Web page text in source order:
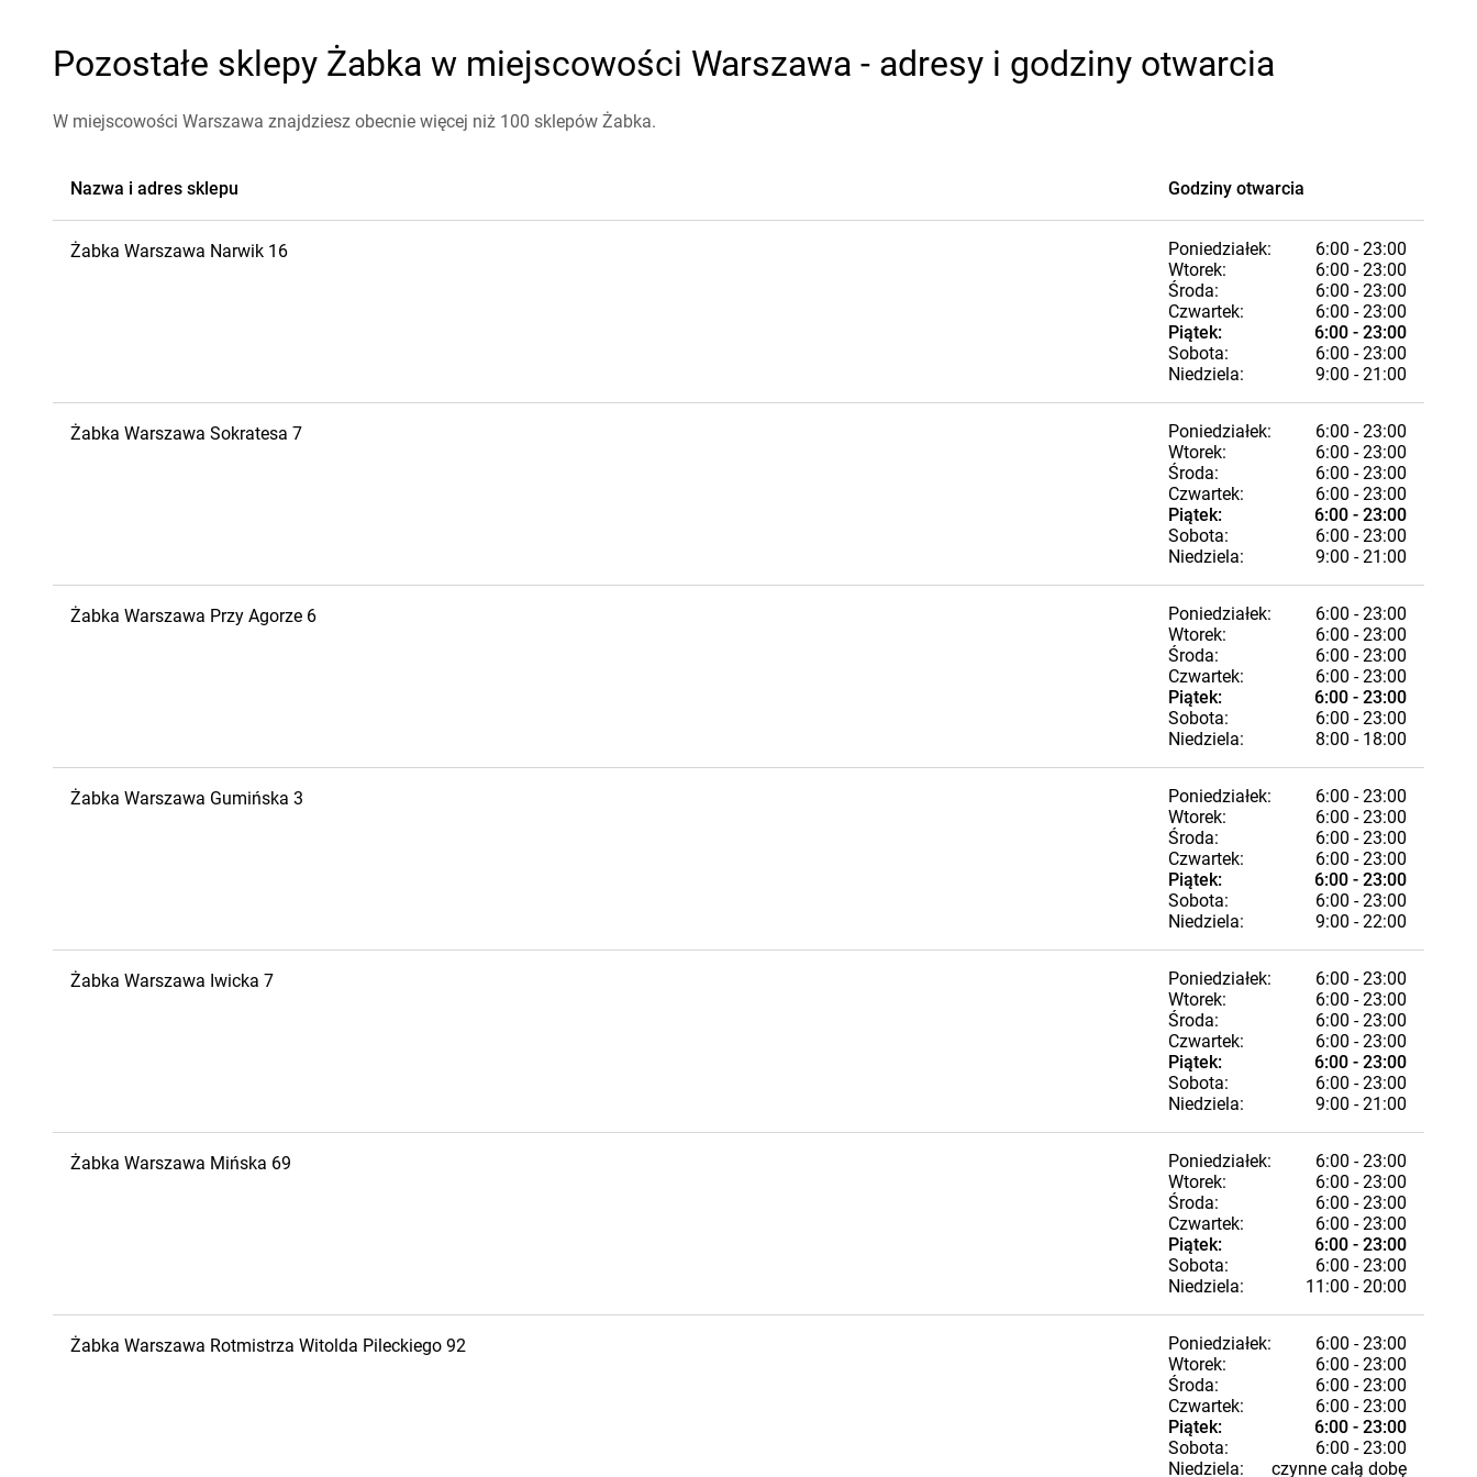
Pozostałe sklepy Żabka w miejscowości Warszawa - adresy i godziny otwarcia
W miejscowości Warszawa znajdziesz obecnie więcej niż 100 sklepów Żabka.
Nazwa i adres sklepu Godziny otwarcia
Żabka Warszawa Narwik 16 Poniedziałek:
6:00 - 23:00
Wtorek:
6:00 - 23:00
Środa:
6:00 - 23:00
Czwartek:
6:00 - 23:00
Piątek:
6:00 - 23:00
Sobota:
6:00 - 23:00
Niedziela:
9:00 - 21:00
Żabka Warszawa Sokratesa 7 Poniedziałek:
6:00 - 23:00
Wtorek:
6:00 - 23:00
Środa:
6:00 - 23:00
Czwartek:
6:00 - 23:00
Piątek:
6:00 - 23:00
Sobota:
6:00 - 23:00
Niedziela:
9:00 - 21:00
Żabka Warszawa Przy Agorze 6 Poniedziałek:
6:00 - 23:00
Wtorek:
6:00 - 23:00
Środa:
6:00 - 23:00
Czwartek:
6:00 - 23:00
Piątek:
6:00 - 23:00
Sobota:
6:00 - 23:00
Niedziela:
8:00 - 18:00
Żabka Warszawa Gumińska 3 Poniedziałek:
6:00 - 23:00
Wtorek:
6:00 - 23:00
Środa:
6:00 - 23:00
Czwartek:
6:00 - 23:00
Piątek:
6:00 - 23:00
Sobota:
6:00 - 23:00
Niedziela:
9:00 - 22:00
Żabka Warszawa Iwicka 7 Poniedziałek:
6:00 - 23:00
Wtorek:
6:00 - 23:00
Środa:
6:00 - 23:00
Czwartek:
6:00 - 23:00
Piątek:
6:00 - 23:00
Sobota:
6:00 - 23:00
Niedziela:
9:00 - 21:00
Żabka Warszawa Mińska 69 Poniedziałek:
6:00 - 23:00
Wtorek:
6:00 - 23:00
Środa:
6:00 - 23:00
Czwartek:
6:00 - 23:00
Piątek:
6:00 - 23:00
Sobota:
6:00 - 23:00
Niedziela:
11:00 - 20:00
Żabka Warszawa Rotmistrza Witolda Pileckiego 92 Poniedziałek:
6:00 - 23:00
Wtorek:
6:00 - 23:00
Środa:
6:00 - 23:00
Czwartek:
6:00 - 23:00
Piątek:
6:00 - 23:00
Sobota:
6:00 - 23:00
Niedziela:
czynne całą dobę